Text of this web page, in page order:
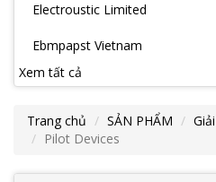
Electroustic Limited
Ebmpapst Vietnam
Xem tất cả
Trang chủ SẢN PHẨM
Pilot Devices